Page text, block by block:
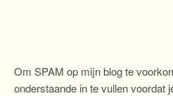
Om SPAM op mijn blog te
onderstaande in te vullen voordat